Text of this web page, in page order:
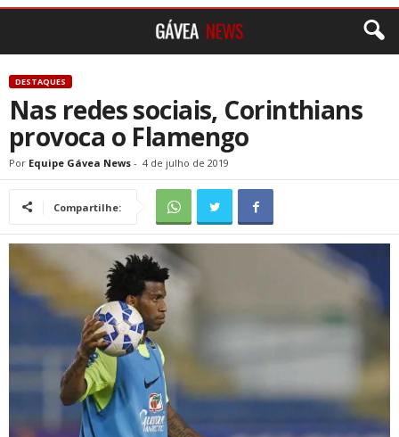
DESTAQUES
Nas redes sociais, Corinthians
provoca o Flamengo
Por Equipe Gávea News - 4 de julho de 2019
Compartilhe: